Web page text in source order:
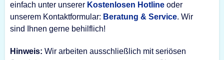
einfach unter unserer Kostenlosen Hotline oder
unserem Kontaktformular: Beratung & Service. Wir
sind Ihnen gerne behilflich!
Hinweis: Wir arbeiten ausschließlich mit seriösen